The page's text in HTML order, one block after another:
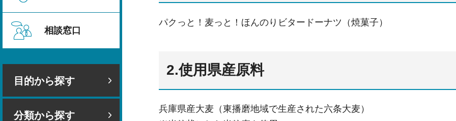
相談窓口
目的から探す
分類から探す
パクっと！麦っと！ほんのりビタードーナツ（焼菓子）
2.使用県産原料
兵庫県産大麦（東播磨地域で生産された六条大麦）